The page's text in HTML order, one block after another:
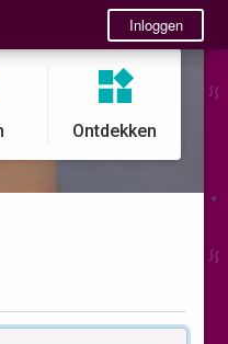
Inloggen
Ontdekken